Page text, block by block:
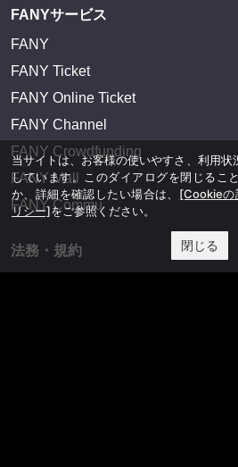
FANYサービス
FANY
FANY Ticket
FANY Online Ticket
FANY Channel
FANY Crowdfunding
FANY Mall
FANY Commu
法務・規約
当サイトは、お客様の使いやすさ、利用
しています。このダイアログを閉じるこ
か、詳細を確認したい場合は、 [Cookieの
リシー]をご参照ください。
閉じる